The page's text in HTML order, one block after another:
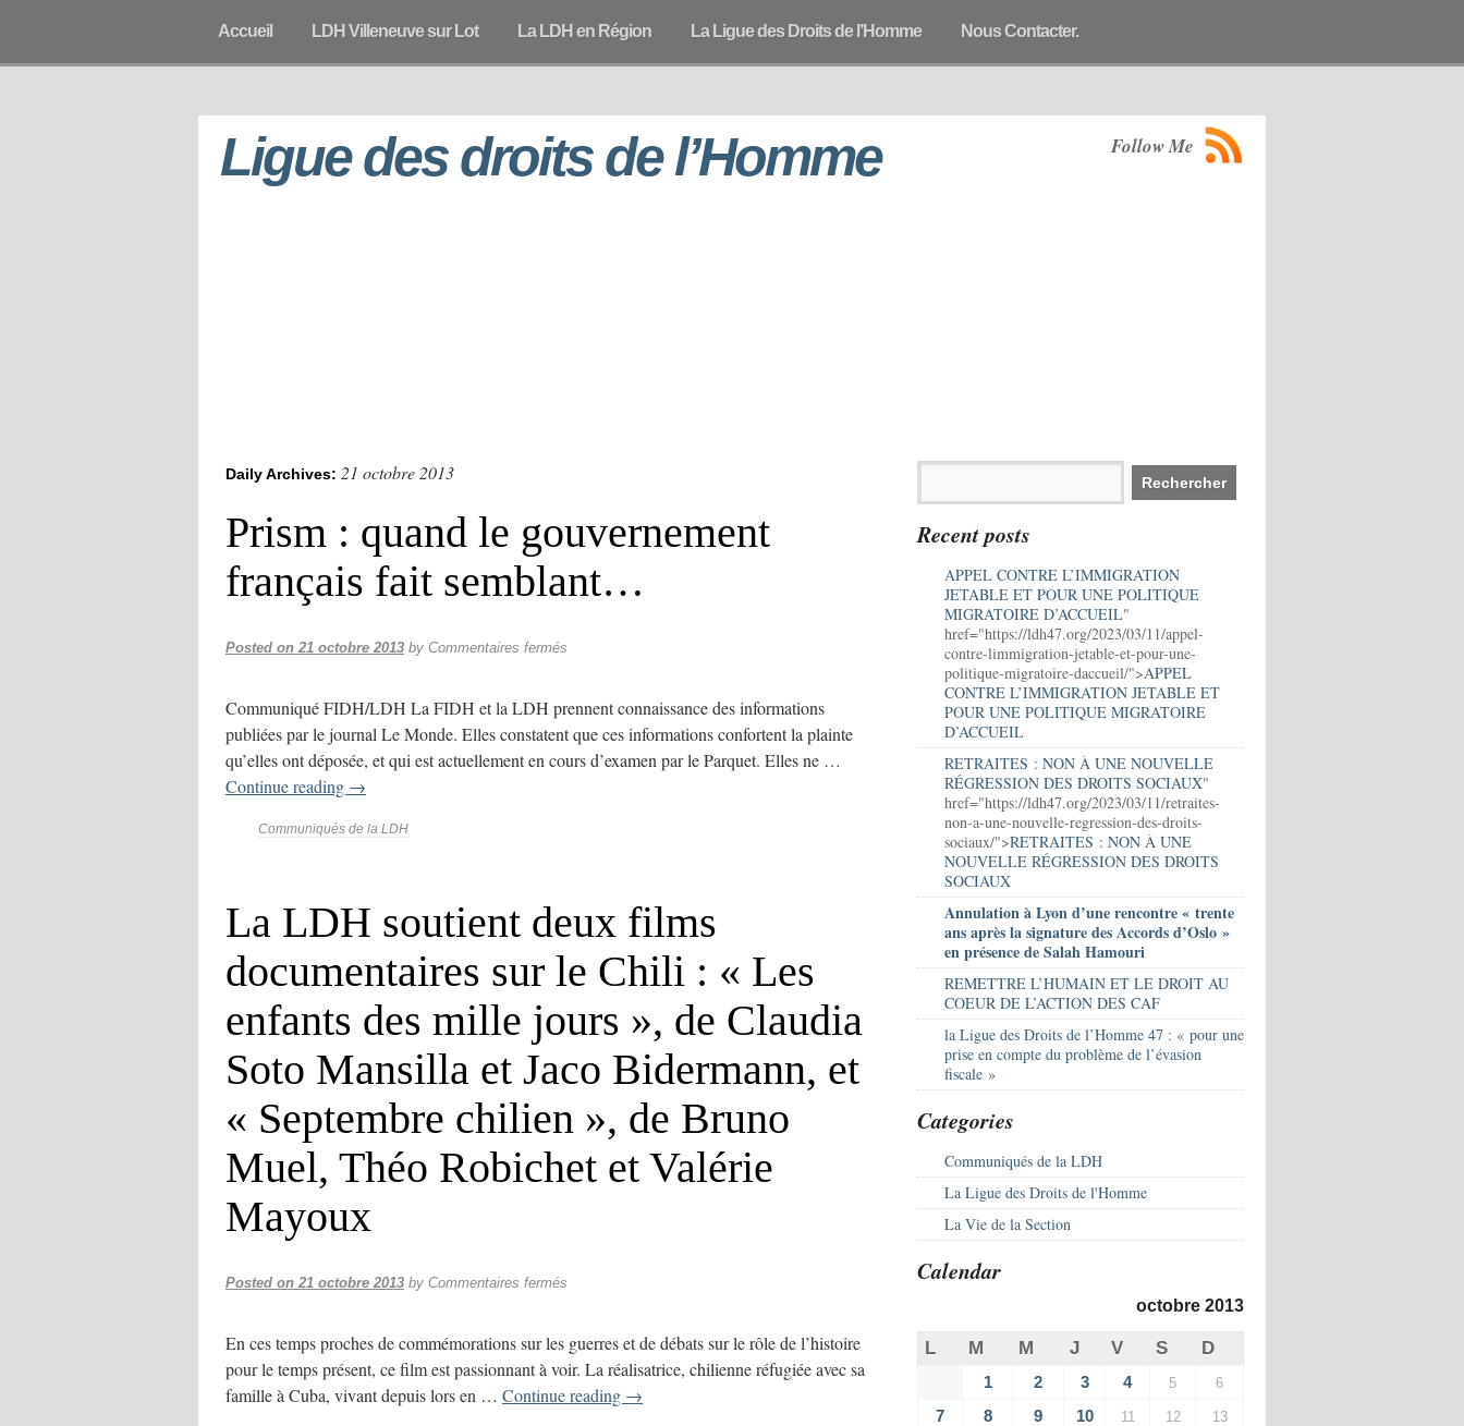
Accueil LDH Villeneuve sur Lot La LDH en Région La Ligue des Droits de l’Homme Nous Contacter.
Ligue des droits de l’Homme Follow Me
Daily Archives: 21 octobre 2013
Prism : quand le gouvernement
français fait semblant…
Posted on 21 octobre 2013 by Commentaires fermés
Communiqué FIDH/LDH La FIDH et la LDH prennent connaissance des informations
publiées par le journal Le Monde. Elles constatent que ces informations confortent la plainte
qu’elles ont déposée, et qui est actuellement en cours d’examen par le Parquet. Elles ne …
Continue reading →
Communiqués de la LDH
La LDH soutient deux films
documentaires sur le Chili : « Les
enfants des mille jours », de Claudia
Soto Mansilla et Jaco Bidermann, et
« Septembre chilien », de Bruno
Muel, Théo Robichet et Valérie
Mayoux
Posted on 21 octobre 2013 by Commentaires fermés
En ces temps proches de commémorations sur les guerres et de débats sur le rôle de l’histoire
pour le temps présent, ce film est passionnant à voir. La réalisatrice, chilienne réfugiée avec sa
famille à Cuba, vivant depuis lors en … Continue reading →
Recent posts
APPEL CONTRE L’IMMIGRATION
JETABLE ET POUR UNE POLITIQUE
MIGRATOIRE D’ACCUEIL"
href="https://ldh47.org/2023/03/11/appel-
contre-limmigration-jetable-et-pour-une-
politique-migratoire-daccueil/">APPEL
CONTRE L’IMMIGRATION JETABLE ET
POUR UNE POLITIQUE MIGRATOIRE
D’ACCUEIL
RETRAITES : NON À UNE NOUVELLE
RÉGRESSION DES DROITS SOCIAUX"
href="https://ldh47.org/2023/03/11/retraites-
non-a-une-nouvelle-regression-des-droits-
sociaux/">RETRAITES : NON À UNE
NOUVELLE RÉGRESSION DES DROITS
SOCIAUX
Annulation à Lyon d’une rencontre « trente
ans après la signature des Accords d’Oslo »
en présence de Salah Hamouri
REMETTRE L’HUMAIN ET LE DROIT AU
COEUR DE L’ACTION DES CAF
la Ligue des Droits de l’Homme 47 : « pour une
prise en compte du problème de l’évasion
fiscale »
Categories
Communiqués de la LDH
La Ligue des Droits de l'Homme
La Vie de la Section
Calendar
octobre 2013
L M M J V S D
1 2 3 4 5 6
7 8 9 10 11 12 13